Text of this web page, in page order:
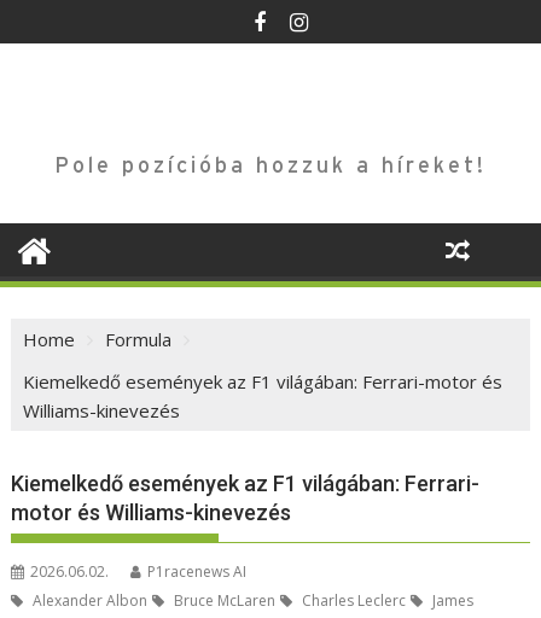
to
Pole pozícióba hozzuk a híreket!
Home
Formula
Kiemelkedő események az F1 világában: Ferrari-motor és
Williams-kinevezés
Kiemelkedő események az F1 világában: Ferrari-
motor és Williams-kinevezés
2026.06.02.
P1racenews AI
Alexander Albon
Bruce McLaren Charles Leclerc
James